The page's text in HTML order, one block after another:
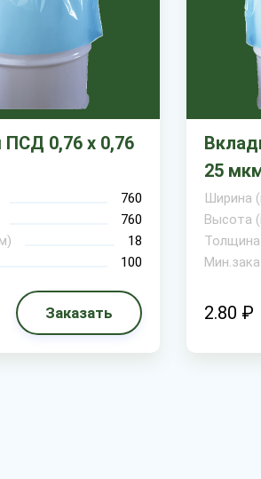
0,76 х 0,76
760
760
18
100
Заказать
25
Ширина
Высота
2.80 ₽